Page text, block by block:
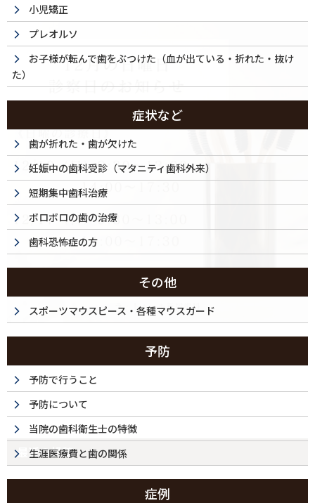
最近の投稿
小児矯正
プレオルソ
お子様が転んで歯をぶつけた（血が出ている・折れた・抜け
た）
症状など
歯が折れた・歯が欠けた
妊娠中の歯科受診（マタニティ歯科外来）
短期集中歯科治療
ボロボロの歯の治療
歯科恐怖症の方
その他
スポーツマウスピース・各種マウスガード
予防
予防で行うこと
予防について
当院の歯科衛生士の特徴
生涯医療費と歯の関係
症例